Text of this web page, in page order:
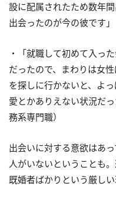
設に配属されたため数年
出会ったのが今の彼です
・「就職して初めて入っ
だったので、まわりは女
を探しに行かないと、よ
愛とかありえない状況だ
務系専門職）
出会いに対する意欲はあ
人がいないということも
既婚者ばかりという厳しい